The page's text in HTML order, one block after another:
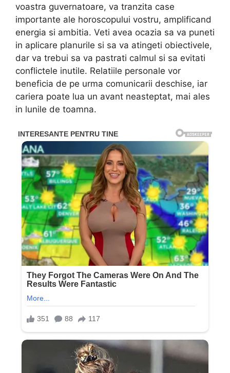
voastra guvernatoare, va tranzita case
importante ale horoscopului vostru, amplificand
energia si ambitia. Veti avea ocazia sa va puneti
in aplicare planurile si sa va atingeti obiectivele,
dar va trebui sa va pastrati calmul si sa evitati
conflictele inutile. Relatiile personale vor
beneficia de pe urma comunicarii deschise, iar
cariera poate lua un avant neasteptat, mai ales
in lunile de toamna.